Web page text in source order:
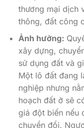
thương mại dịch
thông, đất công
Ảnh hưởng:
xây dựng,
sử dụng đất và
Một lô đất đang
nghiệp nhưng
hoạch đất ở sẽ
giá đột biến nếu
chuyển đổi.